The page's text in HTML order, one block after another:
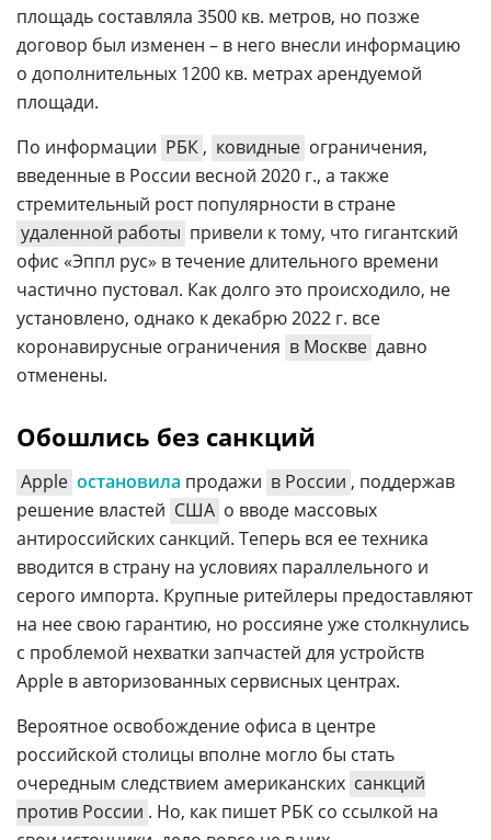
площадь составляла 3500 кв. метров, но позже
договор был изменен – в него внесли информацию
о дополнительных 1200 кв. метрах арендуемой
площади.
По информации РБК , ковидные ограничения,
введенные в России весной 2020 г., а также
стремительный рост популярности в стране
удаленной работы привели к тому, что гигантский
офис «Эппл рус» в течение длительного времени
частично пустовал. Как долго это происходило, не
установлено, однако к декабрю 2022 г. все
коронавирусные ограничения в Москве давно
отменены.
Обошлись без санкций
Apple остановила продажи в России , поддержав
решение властей США о вводе массовых
антироссийских санкций. Теперь вся ее техника
вводится в страну на условиях параллельного и
серого импорта. Крупные ритейлеры предоставляют
на нее свою гарантию, но россияне уже столкнулись
с проблемой нехватки запчастей для устройств
Apple в авторизованных сервисных центрах.
Вероятное освобождение офиса в центре
российской столицы вполне могло бы стать
очередным следствием американских санкций
против России . Но, как пишет РБК со ссылкой на